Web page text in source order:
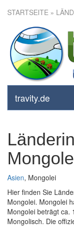
STARTSEITE »
travity.de
Asien, Mongolei
Hier finden Sie
Mongolei. Mongolei
Mongolei beträgt ca.
Mongolisch. Die